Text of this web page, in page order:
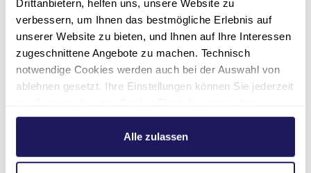
Drittanbietern, helfen uns, unsere Website zu
verbessern, um Ihnen das bestmögliche Erlebnis auf
unserer Website zu bieten, und Ihnen auf Ihre Interessen
zugeschnittene Angebote zu machen. Technisch
notwendige Cookies werden auch bei der Auswahl von
ablehnen gesetzt. Ihre Einstellungen können Sie jederzeit
Weitere Informationen hierzu finden Sie in unserer
.Alle zulassen
angegebenen Daten elektronisch
erhoben und gespeichert werden. Meine
Daten werden dabei zweckgebunden
zur Bearbeitung und Beantwortung
meiner Anfrage benutzt. Mit dem
ich mich mit der Verarbeitung
einverstanden. Hinweis: Die
Zukunft per E-Mail an